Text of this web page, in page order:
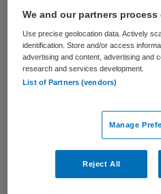
Koopman trad onlangs
Dimence. Koopman
voorzitter van de
periode het fundament
heeft de
Peter Koopmanheeft
Nederland bij elkaar
financiële basis gelegd
We and our partners
Use precise geolocation data. Actively
identification. Store and/or access
advertising and content, advertising and
research and services development.
List of Partners (vendors)
Manage
Reject All